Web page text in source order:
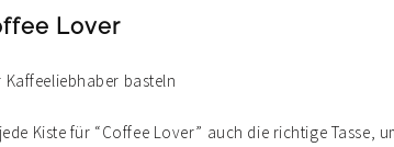
Lover
Kiste für “Coffee Lover” auch die richtige Tasse,